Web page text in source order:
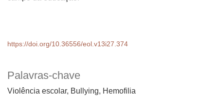
Palavras-chave
Violência escolar, Bullying, Hemofilia
https://doi.org/10.36556/eol.v13i27.374